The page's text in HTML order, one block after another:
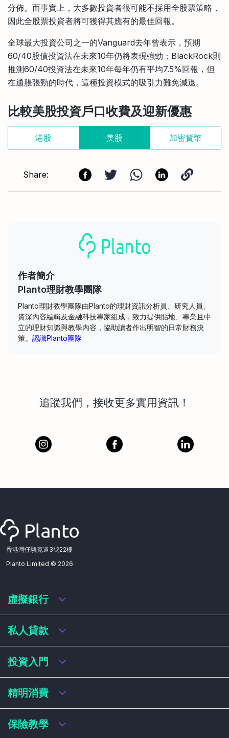
分佈。而事實上，大多數投資者很可能不採用全股票策略，
因此全股票投資者將可獲得其應有的最佳回報。
全球最大投資公司之一的Vanguard去年曾表示，預期
60/40股債投資法在未來10年仍將表現強勁；BlackRock則
推測60/40投資法在未來10年每年仍有平均7.5%回報，但
在通脹張勁的時代，這種投資模式的吸引力難免減退。
比較美股投資戶口收費及迎新優惠
港股 美股 加密貨幣
Share:
作者簡介
Planto理財教學團隊
Planto理財教學團隊由Planto的理財資訊分析員、研究人員、
資深內容編輯及金融科技專家組成，致力提供貼地、專業且中
立的理財知識與教學內容，協助讀者作出明智的日常財務決
策。 認識Planto團隊
追蹤我們，接收更多實用資訊！
香港灣仔駱克道3號22樓
Planto Limited © 2026
虛擬銀行
虛擬銀行迎新優惠
虛擬銀行存款利率比較
虛擬銀行銀扣賬卡 / 信用卡
虛擬銀行貸款
私人貸款
私人貸款年利率比較
網上即批貸款
結餘轉戶
稅務貸款
財務公司貸款
投資入門
港股戶口收費及迎新優惠
基金平台比較
買加密貨幣教學
精明消費
網購信用卡
保險教學